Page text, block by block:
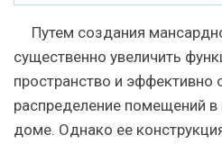
Путем создания
существенно увеличить
пространство и эффективно
распределение помещений
доме. Однако ее